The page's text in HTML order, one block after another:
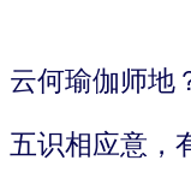
云何瑜伽师地
五识相应意，